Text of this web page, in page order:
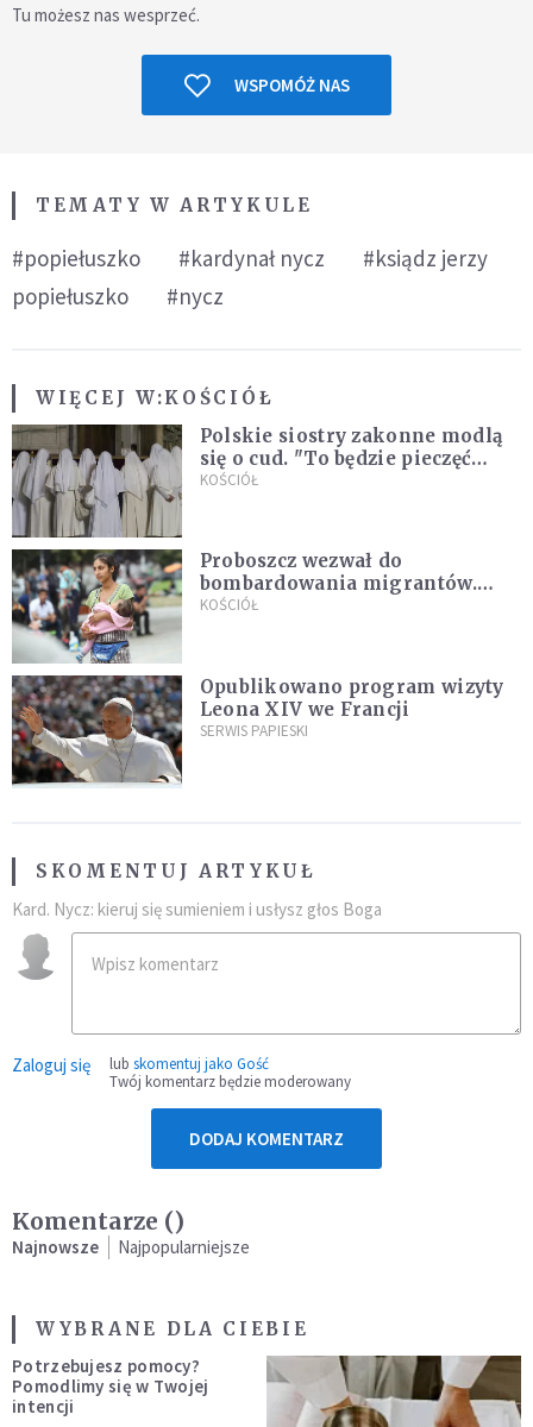
Tu możesz nas wesprzeć.
WSPOMÓŻ NAS
TEMATY W ARTYKULE
#popiełuszko #kardynał nycz
#ksiądz jerzy
popiełuszko
#nycz
WIĘCEJ W:KOŚCIÓŁ
Polskie siostry zakonne modlą
się o cud. "To będzie pieczęć
Pana Boga dla naszej wiary"
KOŚCIÓŁ
Proboszcz wezwał do
bombardowania migrantów.
"Masowy ogień przeciwko
KOŚCIÓŁ
Opublikowano program wizyty
Leona XIV we Francji
SERWIS PAPIESKI
SKOMENTUJ ARTYKUŁ
Kard. Nycz: kieruj się sumieniem i usłysz głos Boga
Zaloguj się lub skomentuj jako Gość
Twój komentarz będzie moderowany
DODAJ KOMENTARZ
Komentarze ()
Najnowsze Najpopularniejsze
WYBRANE DLA CIEBIE
Potrzebujesz pomocy?
Pomodlimy się w Twojej
intencji